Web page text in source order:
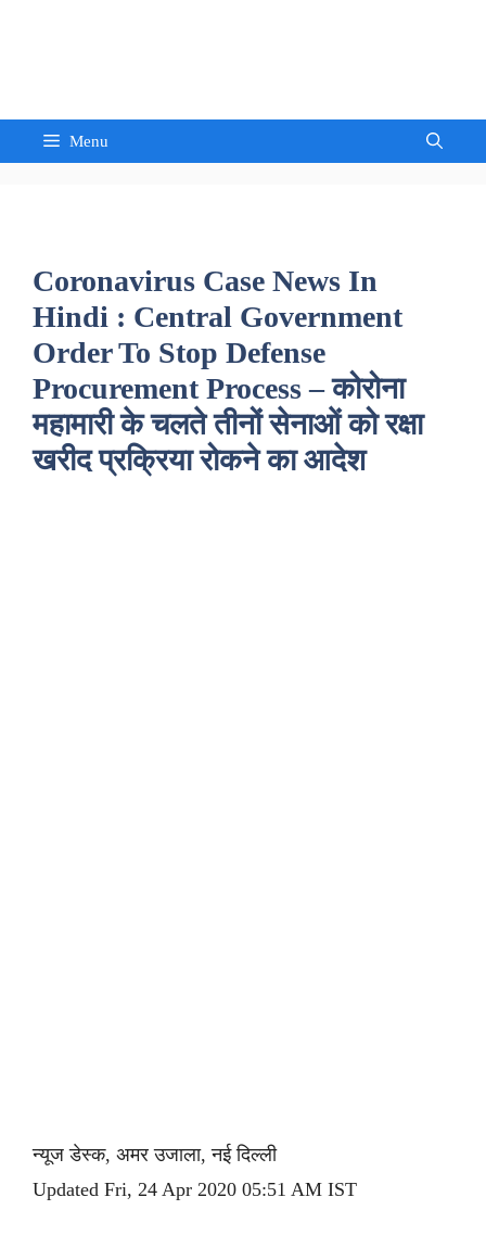
Menu
Coronavirus Case News In
Hindi : Central Government
Order To Stop Defense
Procurement Process – कोरोना
महामारी के चलते तीनों सेनाओं को रक्षा
खरीद प्रक्रिया रोकने का आदेश
न्यूज डेस्क, अमर उजाला, नई दिल्ली
Updated Fri, 24 Apr 2020 05:51 AM IST